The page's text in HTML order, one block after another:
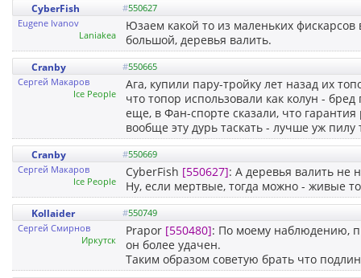
CyberFish #550627
Eugene Ivanov
Laniakea
Юзаем какой то из маленьких
большой, деревья валить.
Cranby #550665
Сергей Макаров
Ice People
Ага, купили пару-тройку лет назад их
что топор использовали как колун -
еще, в Фан-спорте сказали, что
вообще эту дурь таскать - лучше уж
Cranby #550669
Сергей Макаров
Ice People
CyberFish [550627]: А деревья валить не
Ну, если мертвые, тогда можно - живые
Kollaider #550749
Сергей Смирнов
Иркутск
Prapor [550480]: По моему наблюдению,
он более удачен.
Таким образом советую брать что